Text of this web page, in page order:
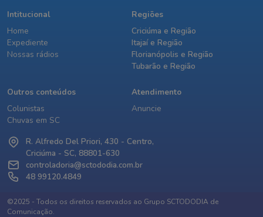
Intitucional
Home
Expediente
Nossas rádios
Regiões
Criciúma e Região
Itajaí e Região
Florianópolis e Região
Tubarão e Região
Outros conteúdos
Colunistas
Chuvas em SC
Atendimento
Anuncie
R. Alfredo Del Priori, 430 - Centro,
Criciúma - SC, 88801-630
controladoria@sctododia.com.br
48 99120.4849
©2025 - Todos os direitos reservados ao Grupo SCTODODIA de
Comunicação.